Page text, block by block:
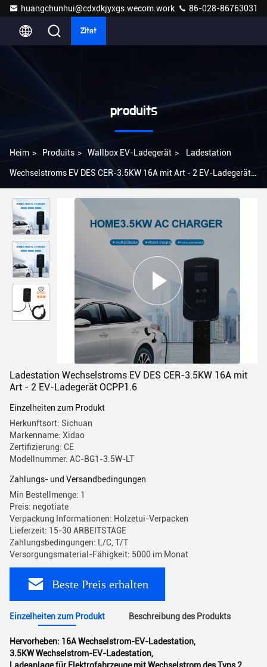
huangchunhui@cdxdkjyxgs.wecom.work 86-028-86763031
Zitat
produits
Heim > Produits > Wallbox EV-Ladegerät > Ladestation
Wechselstroms EV DES CER-3.5KW 16A mit Art - 2 EV-Ladegerät
Ladestation Wechselstroms EV DES CER-3.5KW 16A mit
Art - 2 EV-Ladegerät OCPP1.6
Einzelheiten zum Produkt
Herkunftsort: Sichuan
Markenname: Xidao
Zertifizierung: CE
Modellnummer: AC-BG1-3.5W-LT
Zahlungs- und Versandbedingungen
Min Bestellmenge: 1
Preis: negotiate
Verpackung Informationen: Holzetui-Verpacken
Lieferzeit: 15-30 ARBEITSTAGE
Zahlungsbedingungen: L/C, T/T
Versorgungsmaterial-Fähigkeit: 5000 im Monat
Beste Preis erhalten
Einzelheiten zum Produkt Beschreibung des Produkts
Hervorheben: 16A Wechselstrom-EV-Ladestation,
3.5KW Wechselstrom-EV-Ladestation,